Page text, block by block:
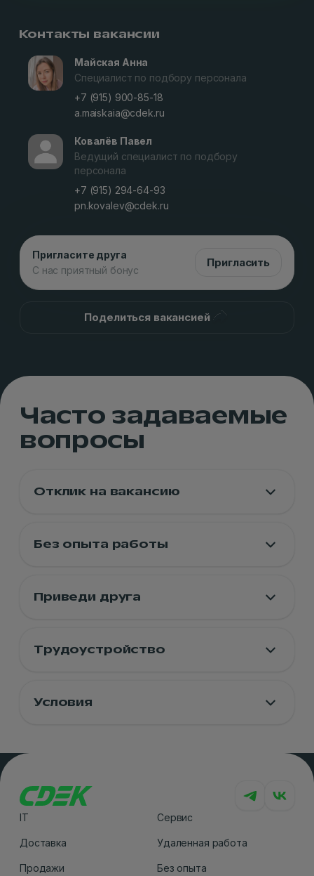
Контакты вакансии
Майская Анна
Специалист по подбору персонала
+7 (915) 900-85-18
a.maiskaia@cdek.ru
Ковалёв Павел
Ведущий специалист по подбору
персонала
+7 (915) 294-64-93
pn.kovalev@cdek.ru
Пригласите друга
С нас приятный бонус
Пригласить
Поделиться вакансией
Часто задаваемые
вопросы
Отклик на вакансию
Без опыта работы
Приведи друга
Трудоустройство
Условия
IT
Доставка
Продажи
Сервис
Удаленная работа
Без опыта